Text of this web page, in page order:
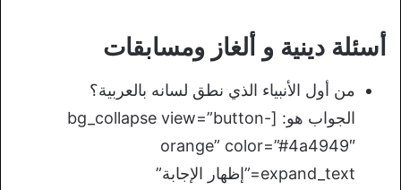
أسئلة دينية و ألغاز ومسابقات
من أول الأنبياء الذي نطق لسانه بالعربية؟
الجواب هو: [bg_collapse view=”button-
orange” color=”#4a4949″
expand_text=”إظهار الإجابة”